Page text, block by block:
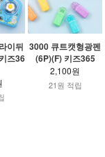
이뒤
즈36
3000 큐트캣형광펜
(6P)(F) 키즈365
2,100원
21원 적립